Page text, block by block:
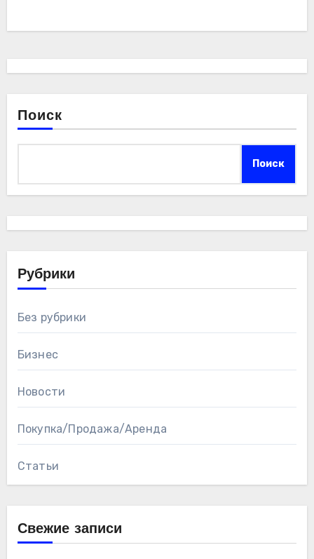
Поиск
Поиск
Рубрики
Без рубрики
Бизнес
Новости
Покупка/Продажа/Аренда
Статьи
Свежие записи